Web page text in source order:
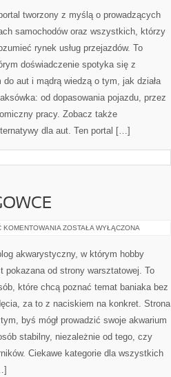
tworzony z myślą o prowadzących
samochodów oraz wszystkich, którzy
rynek usług przejazdów. To
doświadczenie spotyka się z
do aut i mądrą wiedzą o tym, jak działa
od dopasowania pojazdu, przez
pracy. Zobacz także
dla aut. Ten portal […]
KOMENTOWANIA KREWETKI
BEZKRĘGOWCE
ZOSTAŁA WYŁĄCZONA
akwarystyczny, w którym hobby
pokazana od strony warsztatowej. To
które chcą poznać temat baniaka bez
za to z naciskiem na konkret. Strona
byś mógł prowadzić swoje akwarium
stabilny, niezależnie od tego, czy
Ciekawe kategorie dla wszystkich